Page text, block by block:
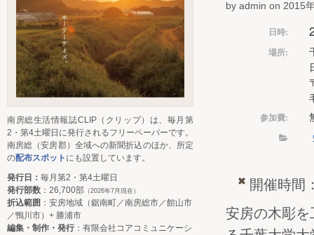
by admin on 2015
日時:
場所:
参加費:
開催時間
安房の木彫
南房総生活情報誌CLIP（クリップ）は、毎月第
2・第4土曜日に発行されるフリーペーパーです。
南房総（安房郡）全域への新聞折込のほか、所定
の配布スポット にも設置しています。
発行日： 毎月第2・第4土曜日
発行部数 ：26,700部 （2026年7月現在）
折込範囲 ：安房地域（鋸南町／南房総市／館山市
／鴨川市）+ 勝浦市
編集・制作・発行：有限会社コアコミュニケーシ